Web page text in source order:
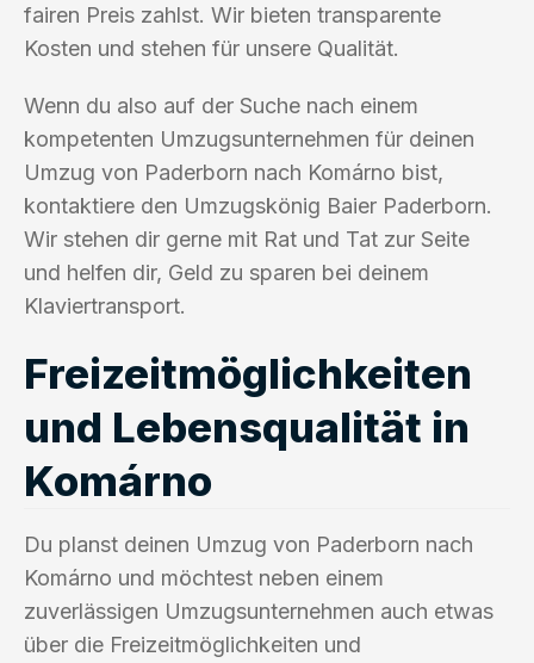
fairen Preis zahlst. Wir bieten transparente
Kosten und stehen für unsere Qualität.
Wenn du also auf der Suche nach einem
kompetenten Umzugsunternehmen für deinen
Umzug von Paderborn nach Komárno bist,
kontaktiere den Umzugskönig Baier Paderborn.
Wir stehen dir gerne mit Rat und Tat zur Seite
und helfen dir, Geld zu sparen bei deinem
Klaviertransport.
Freizeitmöglichkeiten
und Lebensqualität in
Komárno
Du planst deinen Umzug von Paderborn nach
Komárno und möchtest neben einem
zuverlässigen Umzugsunternehmen auch etwas
über die Freizeitmöglichkeiten und